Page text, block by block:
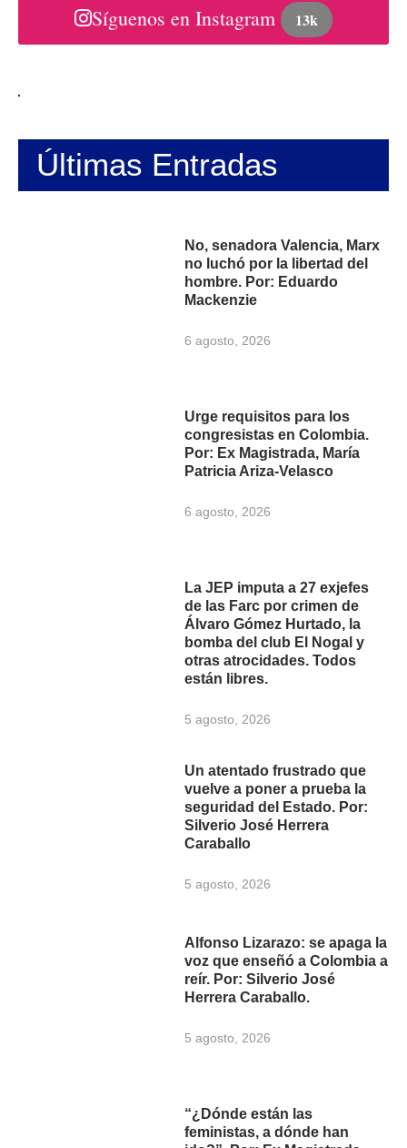
Síguenos en Instagram 13k
Últimas Entradas
No, senadora Valencia, Marx
no luchó por la libertad del
hombre. Por: Eduardo
Mackenzie
6 agosto, 2026
Urge requisitos para los
congresistas en Colombia.
Por: Ex Magistrada, María
Patricia Ariza-Velasco
6 agosto, 2026
La JEP imputa a 27 exjefes
de las Farc por crimen de
Álvaro Gómez Hurtado, la
bomba del club El Nogal y
otras atrocidades. Todos
están libres.
5 agosto, 2026
Un atentado frustrado que
vuelve a poner a prueba la
seguridad del Estado. Por:
Silverio José Herrera
Caraballo
5 agosto, 2026
Alfonso Lizarazo: se apaga la
voz que enseñó a Colombia a
reír. Por: Silverio José
Herrera Caraballo.
5 agosto, 2026
“¿Dónde están las
feministas, a dónde han